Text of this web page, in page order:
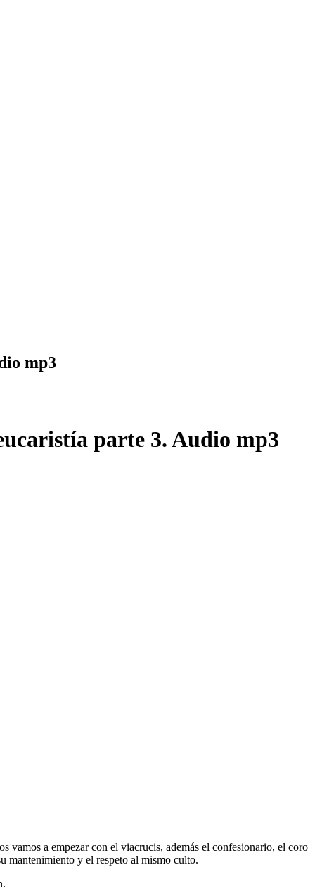
mp3
parte 3. Audio mp3
vamos a empezar con el viacrucis, además el confesionario, el coro
mantenimiento y el respeto al mismo culto.